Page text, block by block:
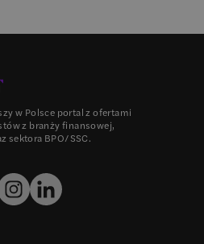
w Polsce portal z ofertami
z branży finansowej,
sektora BPO/SSC.